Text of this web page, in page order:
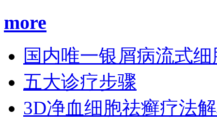
more
国内唯一银屑病流式
五大诊疗步骤
3D净血细胞祛癣疗法